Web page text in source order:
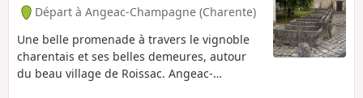
Départ à Angeac-Champagne (Charente)
Une belle promenade à travers le vignoble
charentais et ses belles demeures, autour
du beau village de Roissac. Angeac-